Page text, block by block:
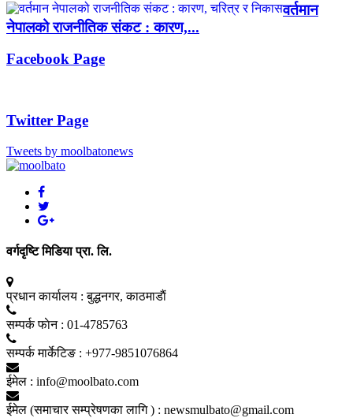
वर्तमान
नेपालको राजनीतिक संकट : कारण,...
Facebook Page
Twitter Page
Tweets by moolbatonews
वर्गदृष्टि मिडिया प्रा. लि.
प्रधान कार्यालय : बुद्धनगर, काठमाडाैं
सम्पर्क फाेन : 01-4785763
सम्पर्क मार्केटिङ : +977-9851076864
ईमेल : info@moolbato.com
ईमेल (समाचार सम्प्रेषणका लागि ) : newsmulbato@gmail.com